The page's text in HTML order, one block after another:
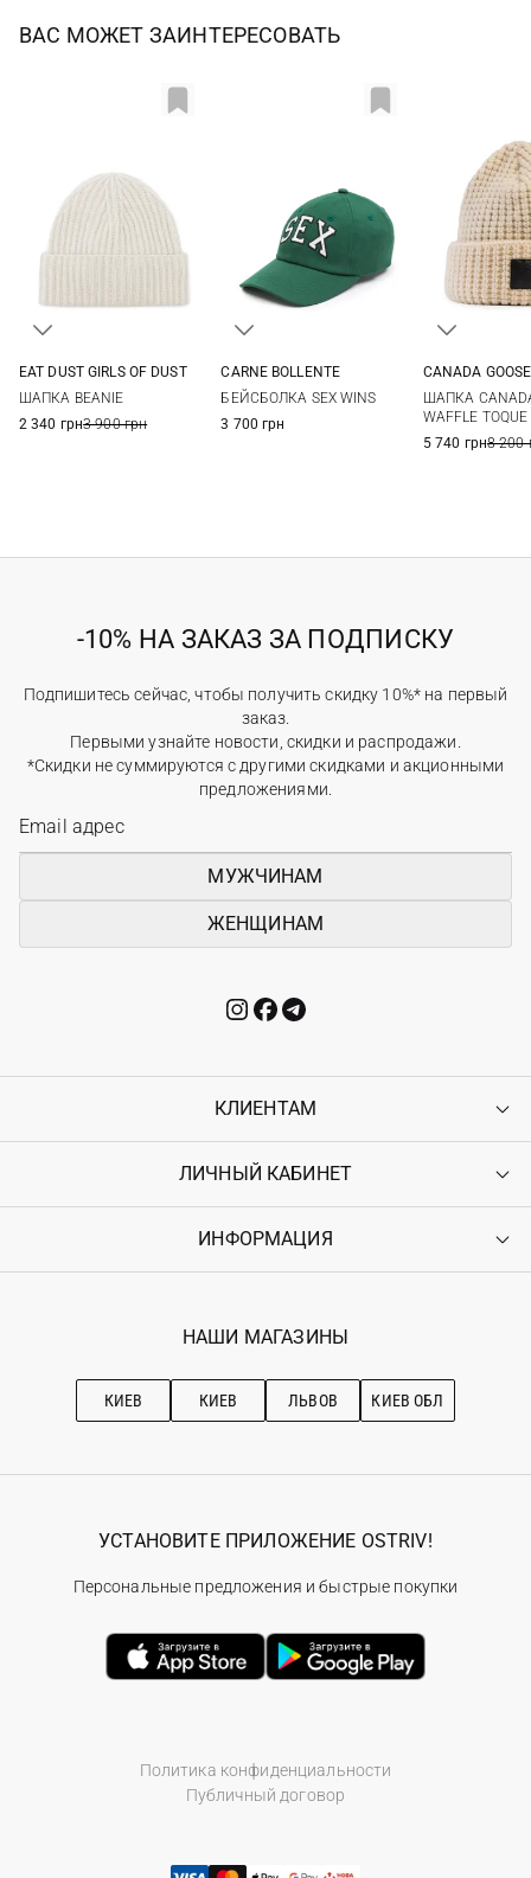
ВАС МОЖЕТ ЗАИНТЕРЕСОВАТЬ
EAT DUST GIRLS OF DUST
ШАПКА BEANIE
2 340 грн3 900 грн
CARNE BOLLENTE
БЕЙСБОЛКА SEX WINS
3 700 грн
CANADA GOOSE
ШАПКА
WAFFLE TOQUE
5 740 грн8 200
-10% НА ЗАКАЗ ЗА ПОДПИСКУ
Подпишитесь сейчас, чтобы получить скидку 10%* на первый
заказ.
Первыми узнайте новости, скидки и распродажи.
*Скидки не суммируются с другими скидками и акционными
предложениями.
МУЖЧИНАМ
ЖЕНЩИНАМ
КЛИЕНТАМ
Контакты
Возврат
Гарантия
ЛИЧНЫЙ КАБИНЕТ
Войти
Ostriv Club+
ИНФОРМАЦИЯ
Наши магазини
Рекомендации по уходу
НАШИ МАГАЗИНЫ
КИЕВ КИЕВ ЛЬВОВ КИЕВ ОБЛ
Политика конфиденциальности
Публичный договор
УСТАНОВИТЕ ПРИЛОЖЕНИЕ OSTRIV!
Персональные предложения и быстрые покупки